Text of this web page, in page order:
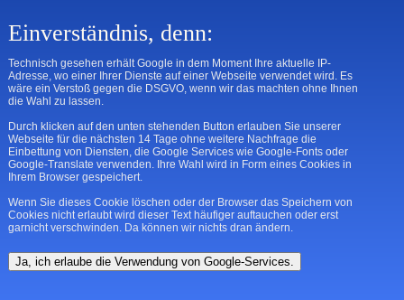
Einverständnis, denn:
Technisch gesehen erhält Google in dem Moment Ihre aktuelle IP-
Adresse, wo einer Ihrer Dienste auf einer Webseite verwendet wird. Es
wäre ein Verstoß gegen die DSGVO, wenn wir das machten ohne Ihnen
die Wahl zu lassen.
Durch klicken auf den unten stehenden Button erlauben Sie unserer
Webseite für die nächsten 14 Tage ohne weitere Nachfrage die
Einbettung von Diensten, die Google Services wie Google-Fonts oder
Google-Translate verwenden. Ihre Wahl wird in Form eines Cookies in
Ihrem Browser gespeichert.
Wenn Sie dieses Cookie löschen oder der Browser das Speichern von
Cookies nicht erlaubt wird dieser Text häufiger auftauchen oder erst
garnicht verschwinden. Da können wir nichts dran ändern.
Ja, ich erlaube die Verwendung von Google-Services.